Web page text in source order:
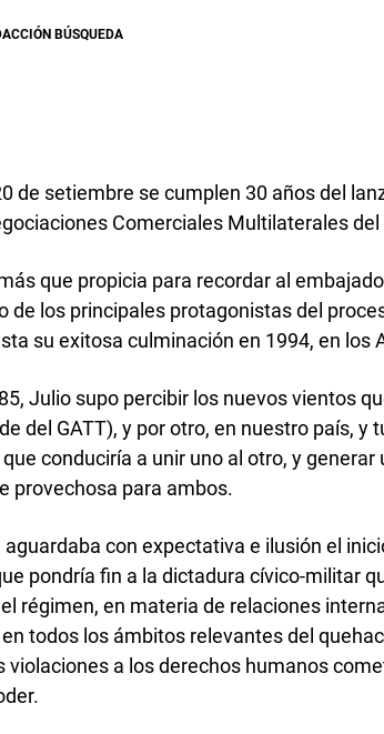
BÚSQUEDA
de setiembre se cumplen 30 años del
Comerciales Multilaterales del
que propicia para recordar al
de los principales protagonistas del
su exitosa culminación en 1994, en los
Julio supo percibir los nuevos vientos
del GATT), y por otro, en nuestro país, y
conduciría a unir uno al otro, y
provechosa para ambos.
aguardaba con expectativa e ilusión el
pondría fin a la dictadura cívico-militar
régimen, en materia de relaciones
todos los ámbitos relevantes del
violaciones a los derechos humanos